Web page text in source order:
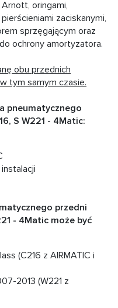
oringami,
zaciskanymi,
sprzęgającym oraz
ochrony amortyzatora.
obu przednich
tym samym czasie.
pneumatycznego
S W221 - 4Matic:
przedni
- 4Matic może być
(C216 z AIRMATIC i
2013 (W221 z